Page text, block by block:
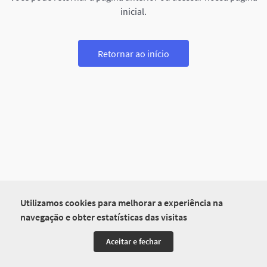
Utilizamos cookies para melhorar a experiência na
navegação e obter estatísticas das visitas
Aceitar e fechar
inicial.
Retornar ao início